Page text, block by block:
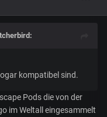
:
kompatibel sind.
Pods die von der
im Weltall eingesammelt